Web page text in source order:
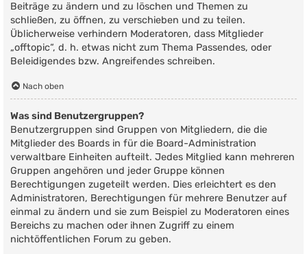
Beiträge zu ändern und zu löschen und Themen zu
schließen, zu öffnen, zu verschieben und zu teilen.
Üblicherweise verhindern Moderatoren, dass Mitglieder
„offtopic“, d. h. etwas nicht zum Thema Passendes, oder
Beleidigendes bzw. Angreifendes schreiben.
Nach oben
Was sind Benutzergruppen?
Benutzergruppen sind Gruppen von Mitgliedern, die die
Mitglieder des Boards in für die Board-Administration
verwaltbare Einheiten aufteilt. Jedes Mitglied kann mehreren
Gruppen angehören und jeder Gruppe können
Berechtigungen zugeteilt werden. Dies erleichtert es den
Administratoren, Berechtigungen für mehrere Benutzer auf
einmal zu ändern und sie zum Beispiel zu Moderatoren eines
Bereichs zu machen oder ihnen Zugriff zu einem
nichtöffentlichen Forum zu geben.